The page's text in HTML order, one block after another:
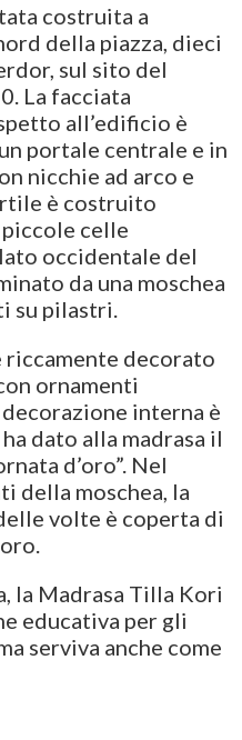
costruita a
della piazza, dieci
sul sito del
La facciata
all’edificio è
portale centrale e in
nicchie ad arco e
è costruito
celle
occidentale del
da una moschea
su pilastri.
riccamente decorato
ornamenti
interna è
dato alla madrasa il
d’oro”. Nel
della moschea, la
volte è coperta di
la Madrasa Tilla Kori
educativa per gli
serviva anche come